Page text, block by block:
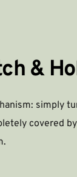
&
simply
covered